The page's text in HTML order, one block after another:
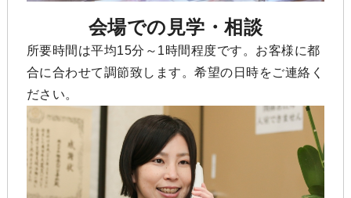
会場での見学・相談
所要時間は平均15分～1時間程度です。お客様に都
合に合わせて調節致します。希望の日時をご連絡く
ださい。